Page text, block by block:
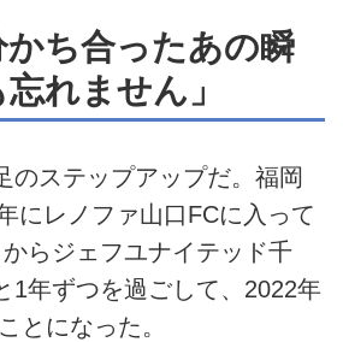
かち合ったあの瞬
れません」
ステップアップだ。福岡
にレノファ山口FCに入って
らジェフユナイテッド千
1年ずつを過ごして、2022年
とになった。